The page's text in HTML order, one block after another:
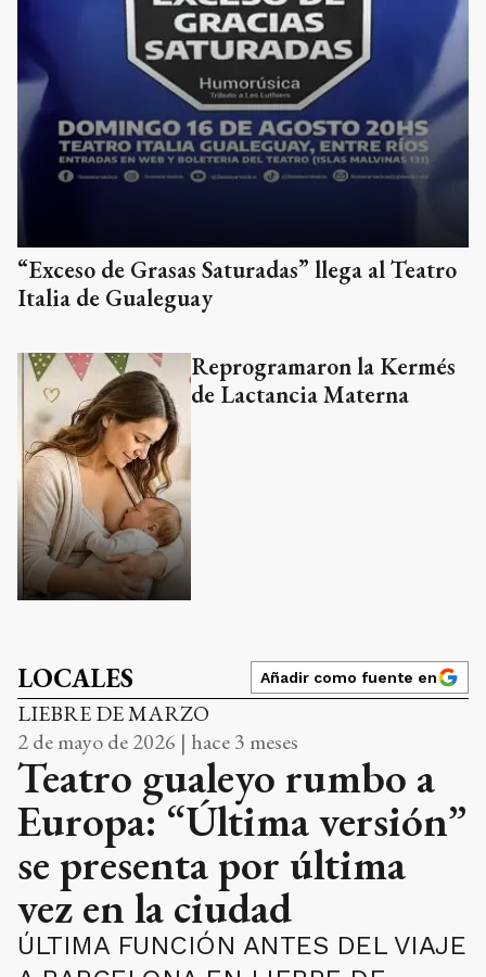
“Exceso de Grasas Saturadas” llega al Teatro
Italia de Gualeguay
Reprogramaron la Kermés
de Lactancia Materna
LOCALES Añadir como fuente en
LIEBRE DE MARZO
2 de mayo de 2026 | hace 3 meses
Teatro gualeyo rumbo a
Europa: “Última versión”
se presenta por última
vez en la ciudad
ÚLTIMA FUNCIÓN ANTES DEL VIAJE